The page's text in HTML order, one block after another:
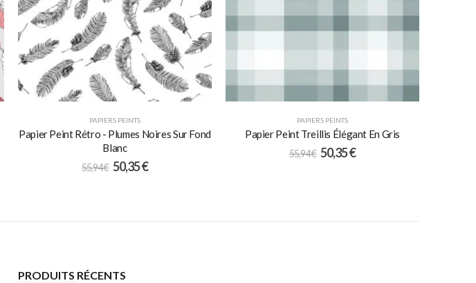
PAPIERS PEINTS
Papier Peint Rétro - Plumes Noires Sur Fond
Blanc
55,94€ 50,35€
PAPIERS PEINTS
Papier Peint Treillis Élégant En Gris
55,94€ 50,35€
PRODUITS RÉCENTS